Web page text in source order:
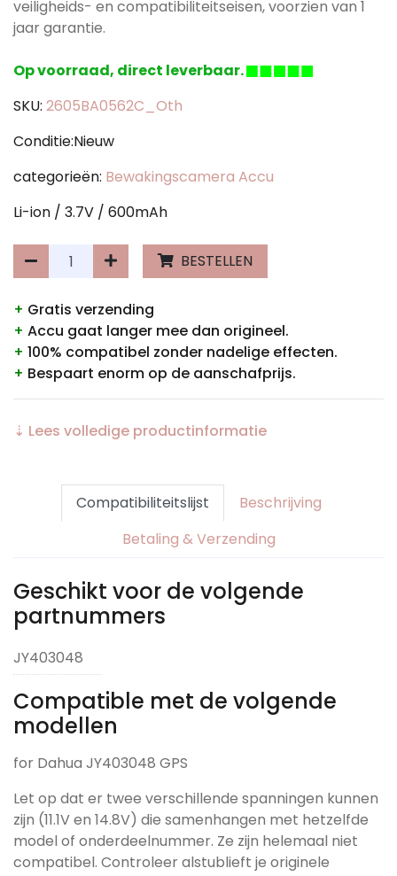
veiligheids- en compatibiliteitseisen, voorzien van 1
jaar garantie.
Op voorraad, direct leverbaar.
SKU: 2605BA0562C_Oth
Conditie:Nieuw
categorieën: Bewakingscamera Accu
Li-ion / 3.7V / 600mAh
BESTELLEN
+ Gratis verzending
+ Accu gaat langer mee dan origineel.
+ 100% compatibel zonder nadelige effecten.
+ Bespaart enorm op de aanschafprijs.
⇣ Lees volledige productinformatie
Compatibiliteitslijst
Beschrijving
Betaling & Verzending
Geschikt voor de volgende
partnummers
JY403048
Compatible met de volgende
modellen
for Dahua JY403048 GPS
Let op dat er twee verschillende spanningen kunnen
zijn (11.1V en 14.8V) die samenhangen met hetzelfde
model of onderdeelnummer. Ze zijn helemaal niet
compatibel. Controleer alstublieft je originele